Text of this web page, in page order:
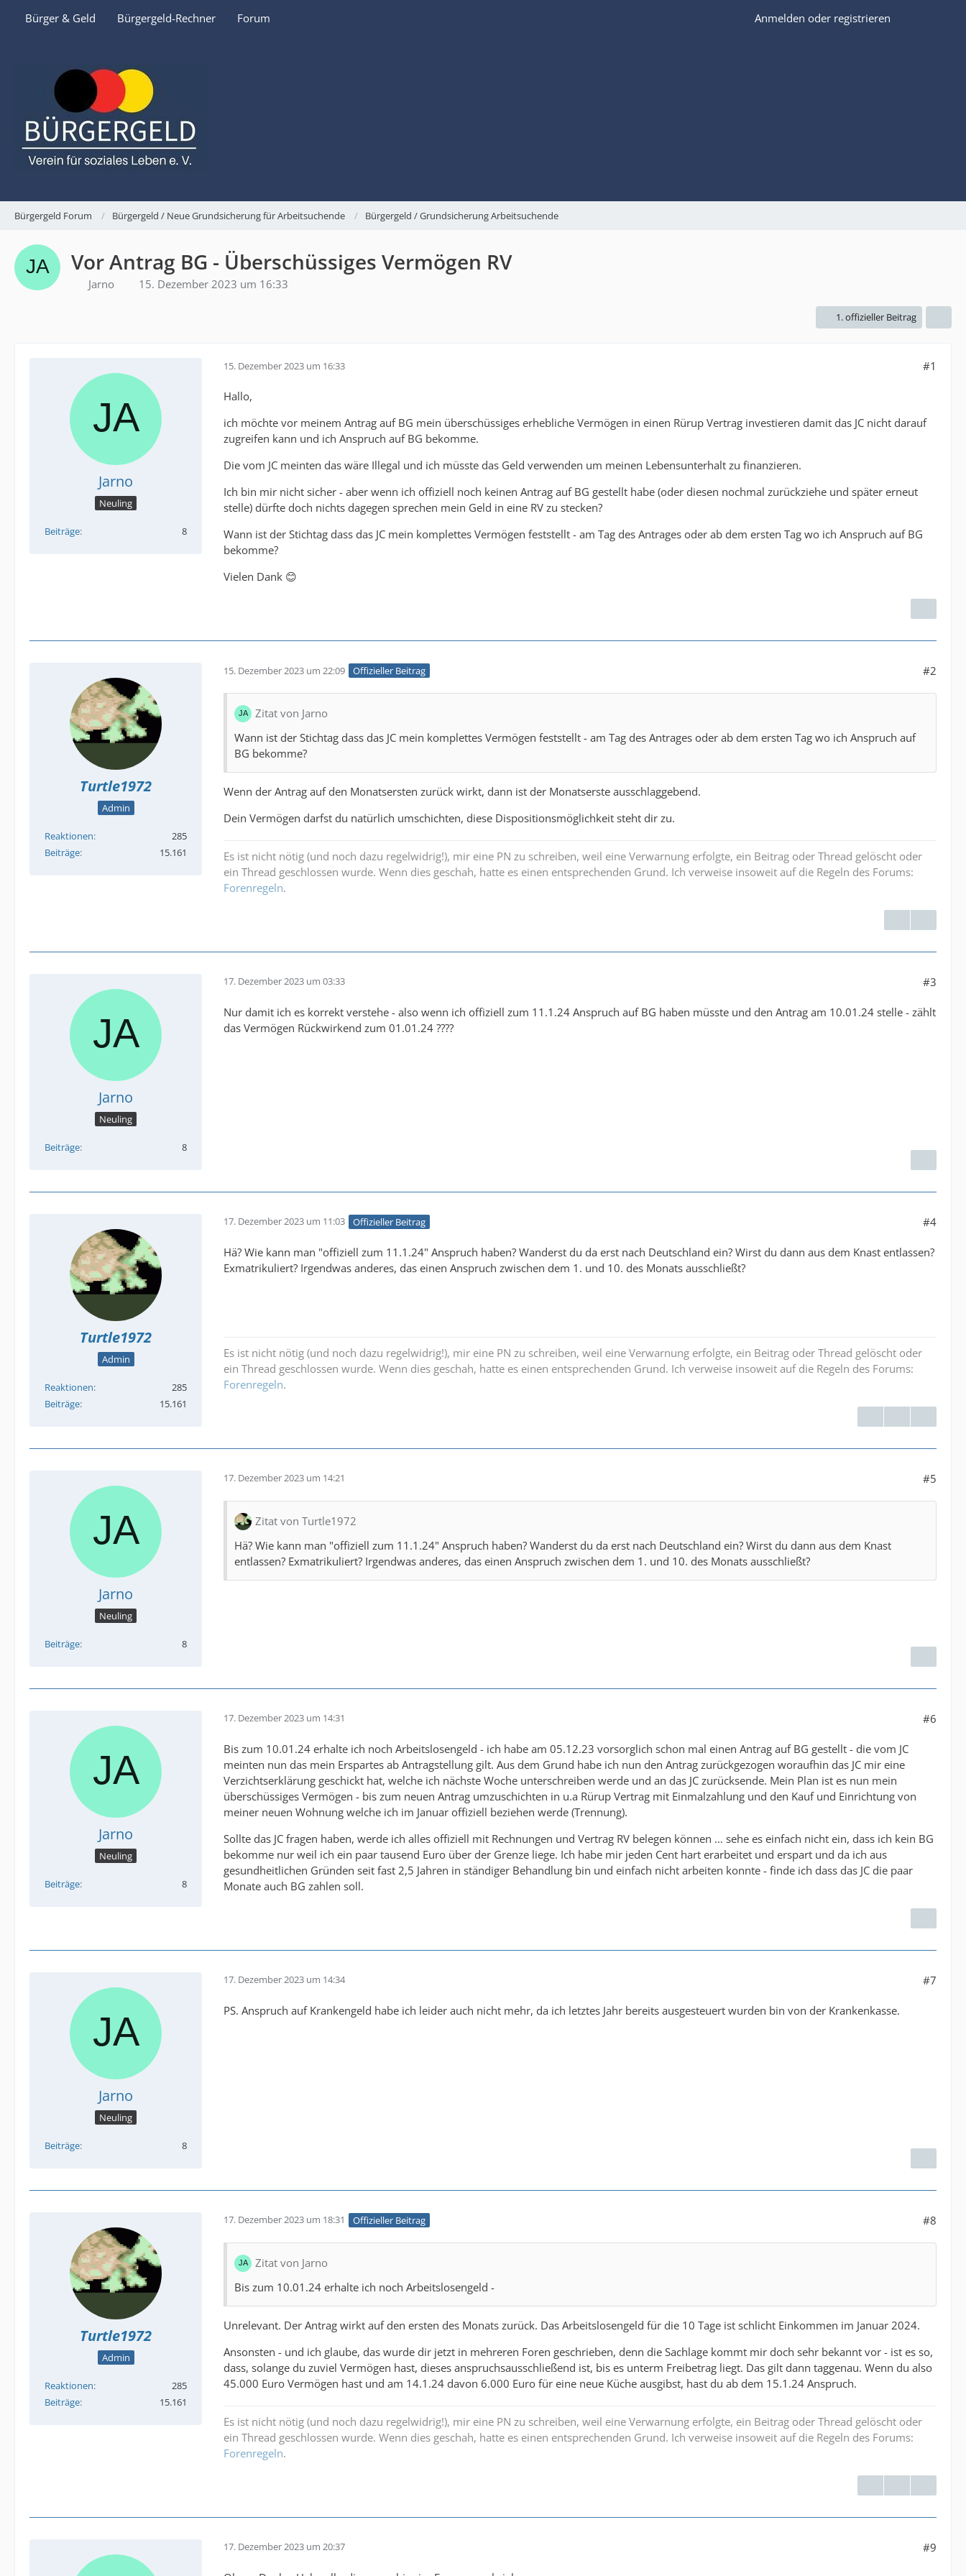
Bürger & Geld Bürgergeld-Rechner Forum Anmelden oder registrieren
Bürgergeld Forum Bürgergeld / Neue Grundsicherung für Arbeitsuchende Bürgergeld / Grundsicherung Arbeitsuchende
Vor Antrag BG - Überschüssiges Vermögen RV
Jarno 15. Dezember 2023 um 16:33
1. offizieller Beitrag
Jarno
Neuling
Beiträge 8
15. Dezember 2023 um 16:33 #1
Hallo,
ich möchte vor meinem Antrag auf BG mein überschüssiges erhebliche Vermögen in einen Rürup Vertrag investieren damit das JC nicht darauf
zugreifen kann und ich Anspruch auf BG bekomme.
Die vom JC meinten das wäre Illegal und ich müsste das Geld verwenden um meinen Lebensunterhalt zu finanzieren.
Ich bin mir nicht sicher - aber wenn ich offiziell noch keinen Antrag auf BG gestellt habe (oder diesen nochmal zurückziehe und später erneut
stelle) dürfte doch nichts dagegen sprechen mein Geld in eine RV zu stecken?
Wann ist der Stichtag dass das JC mein komplettes Vermögen feststellt - am Tag des Antrages oder ab dem ersten Tag wo ich Anspruch auf BG
bekomme?
Vielen Dank 😊
Turtle1972
Admin
Reaktionen
285
Beiträge
15.161
15. Dezember 2023 um 22:09 Offizieller Beitrag #2
Zitat von Jarno
Wann ist der Stichtag dass das JC mein komplettes Vermögen feststellt - am Tag des Antrages oder ab dem ersten Tag wo ich Anspruch auf
BG bekomme?
Wenn der Antrag auf den Monatsersten zurück wirkt, dann ist der Monatserste ausschlaggebend.
Dein Vermögen darfst du natürlich umschichten, diese Dispositionsmöglichkeit steht dir zu.
Es ist nicht nötig (und noch dazu regelwidrig!), mir eine PN zu schreiben, weil eine Verwarnung erfolgte, ein Beitrag oder Thread gelöscht oder
ein Thread geschlossen wurde. Wenn dies geschah, hatte es einen entsprechenden Grund. Ich verweise insoweit auf die Regeln des Forums:
Forenregeln.
Jarno
Neuling
Beiträge 8
17. Dezember 2023 um 03:33 #3
Nur damit ich es korrekt verstehe - also wenn ich offiziell zum 11.1.24 Anspruch auf BG haben müsste und den Antrag am 10.01.24 stelle - zählt
das Vermögen Rückwirkend zum 01.01.24 ????
Turtle1972
Admin
Reaktionen
285
Beiträge
15.161
17. Dezember 2023 um 11:03 Offizieller Beitrag #4
Hä? Wie kann man "offiziell zum 11.1.24" Anspruch haben? Wanderst du da erst nach Deutschland ein? Wirst du dann aus dem Knast entlassen?
Exmatrikuliert? Irgendwas anderes, das einen Anspruch zwischen dem 1. und 10. des Monats ausschließt?
Es ist nicht nötig (und noch dazu regelwidrig!), mir eine PN zu schreiben, weil eine Verwarnung erfolgte, ein Beitrag oder Thread gelöscht oder
ein Thread geschlossen wurde. Wenn dies geschah, hatte es einen entsprechenden Grund. Ich verweise insoweit auf die Regeln des Forums:
Forenregeln.
Jarno
Neuling
Beiträge 8
17. Dezember 2023 um 14:21 #5
Zitat von Turtle1972
Hä? Wie kann man "offiziell zum 11.1.24" Anspruch haben? Wanderst du da erst nach Deutschland ein? Wirst du dann aus dem Knast
entlassen? Exmatrikuliert? Irgendwas anderes, das einen Anspruch zwischen dem 1. und 10. des Monats ausschließt?
Jarno
Neuling
Beiträge 8
17. Dezember 2023 um 14:31 #6
Bis zum 10.01.24 erhalte ich noch Arbeitslosengeld - ich habe am 05.12.23 vorsorglich schon mal einen Antrag auf BG gestellt - die vom JC
meinten nun das mein Erspartes ab Antragstellung gilt. Aus dem Grund habe ich nun den Antrag zurückgezogen woraufhin das JC mir eine
Verzichtserklärung geschickt hat, welche ich nächste Woche unterschreiben werde und an das JC zurücksende. Mein Plan ist es nun mein
überschüssiges Vermögen - bis zum neuen Antrag umzuschichten in u.a Rürup Vertrag mit Einmalzahlung und den Kauf und Einrichtung von
meiner neuen Wohnung welche ich im Januar offiziell beziehen werde (Trennung).
Sollte das JC fragen haben, werde ich alles offiziell mit Rechnungen und Vertrag RV belegen können … sehe es einfach nicht ein, dass ich kein BG
bekomme nur weil ich ein paar tausend Euro über der Grenze liege. Ich habe mir jeden Cent hart erarbeitet und erspart und da ich aus
gesundheitlichen Gründen seit fast 2,5 Jahren in ständiger Behandlung bin und einfach nicht arbeiten konnte - finde ich dass das JC die paar
Monate auch BG zahlen soll.
Jarno
Neuling
Beiträge 8
17. Dezember 2023 um 14:34 #7
PS. Anspruch auf Krankengeld habe ich leider auch nicht mehr, da ich letztes Jahr bereits ausgesteuert wurden bin von der Krankenkasse.
Turtle1972
Admin
Reaktionen
285
Beiträge
15.161
17. Dezember 2023 um 18:31 Offizieller Beitrag #8
Zitat von Jarno
Bis zum 10.01.24 erhalte ich noch Arbeitslosengeld -
Unrelevant. Der Antrag wirkt auf den ersten des Monats zurück. Das Arbeitslosengeld für die 10 Tage ist schlicht Einkommen im Januar 2024.
Ansonsten - und ich glaube, das wurde dir jetzt in mehreren Foren geschrieben, denn die Sachlage kommt mir doch sehr bekannt vor - ist es so,
dass, solange du zuviel Vermögen hast, dieses anspruchsausschließend ist, bis es unterm Freibetrag liegt. Das gilt dann taggenau. Wenn du also
45.000 Euro Vermögen hast und am 14.1.24 davon 6.000 Euro für eine neue Küche ausgibst, hast du ab dem 15.1.24 Anspruch.
Es ist nicht nötig (und noch dazu regelwidrig!), mir eine PN zu schreiben, weil eine Verwarnung erfolgte, ein Beitrag oder Thread gelöscht oder
ein Thread geschlossen wurde. Wenn dies geschah, hatte es einen entsprechenden Grund. Ich verweise insoweit auf die Regeln des Forums:
Forenregeln.
17. Dezember 2023 um 20:37 #9